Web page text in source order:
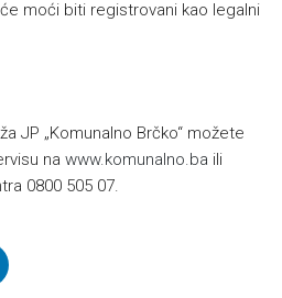
moći biti registrovani kao legalni
JP „Komunalno Brčko“ možete
na www.komunalno.ba ili
0800 505 07.